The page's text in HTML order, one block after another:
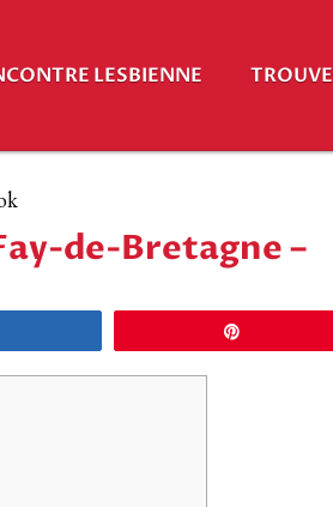
LESBIENNE
de-Bretagne –